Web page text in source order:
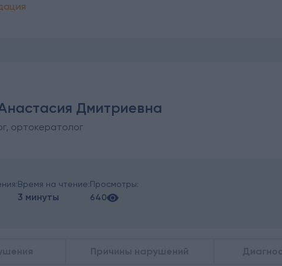
Дмитриевна
ортокератолог
Время на чтение:
3 минуты
Просмотры:
640